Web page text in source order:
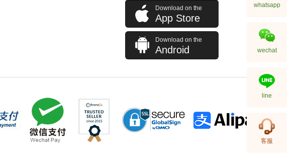
Download on the
App Store
Download on the
Android
whatsapp
wechat
line
客服